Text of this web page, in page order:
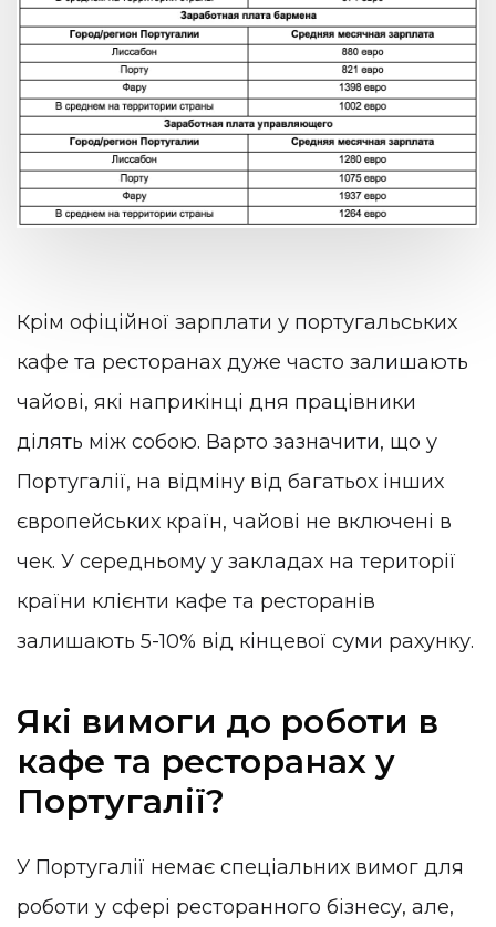
Крім офіційної зарплати у португальських
кафе та ресторанах дуже часто залишають
чайові, які наприкінці дня працівники
ділять між собою. Варто зазначити, що у
Португалії, на відміну від багатьох інших
європейських країн, чайові не включені в
чек. У середньому у закладах на території
країни клієнти кафе та ресторанів
залишають 5-10% від кінцевої суми рахунку.
Які вимоги до роботи в
кафе та ресторанах у
Португалії?
У Португалії немає спеціальних вимог для
роботи у сфері ресторанного бізнесу, але,